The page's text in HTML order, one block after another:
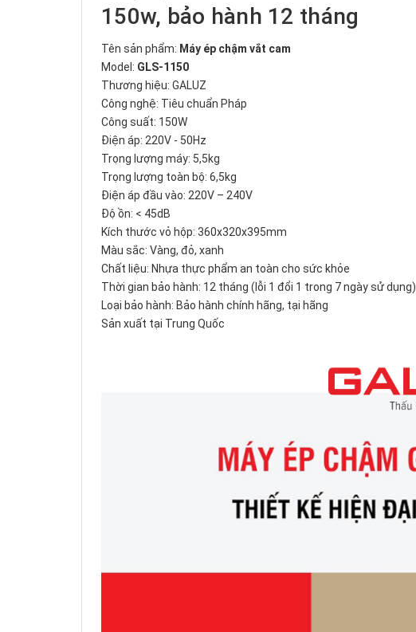
150w, bảo hành 12 tháng
Tên sản phẩm: Máy ép chậm vắt cam
Model: GLS-1150
Thương hiệu: GALUZ
Công nghệ: Tiêu chuẩn Pháp
Công suất: 150W
Điện áp: 220V - 50Hz
Trọng lượng máy: 5,5kg
Trọng lượng toàn bộ: 6,5kg
Điện áp đầu vào: 220V – 240V
Độ ồn: < 45dB
Kích thước vỏ hộp: 360x320x395mm
Màu sắc: Vàng, đỏ, xanh
Chất liệu: Nhựa thực phẩm an toàn cho sức khỏe
Thời gian bảo hành: 12 tháng (lỗi 1 đổi 1 trong 7 ngày sử dụng)
Loại bảo hành: Bảo hành chính hãng, tại hãng
Sản xuất tại Trung Quốc